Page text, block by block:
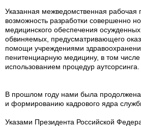
Указанная межведомственная рабочая
возможность разработки совершенно
медицинского обеспечения
обвиняемых, предусматривающего
помощи учреждениями
пенитенциарную медицину, в том
использованием процедур аутсорсинга.
В прошлом году нами была
и формированию кадрового ядра
Указами Президента Российской